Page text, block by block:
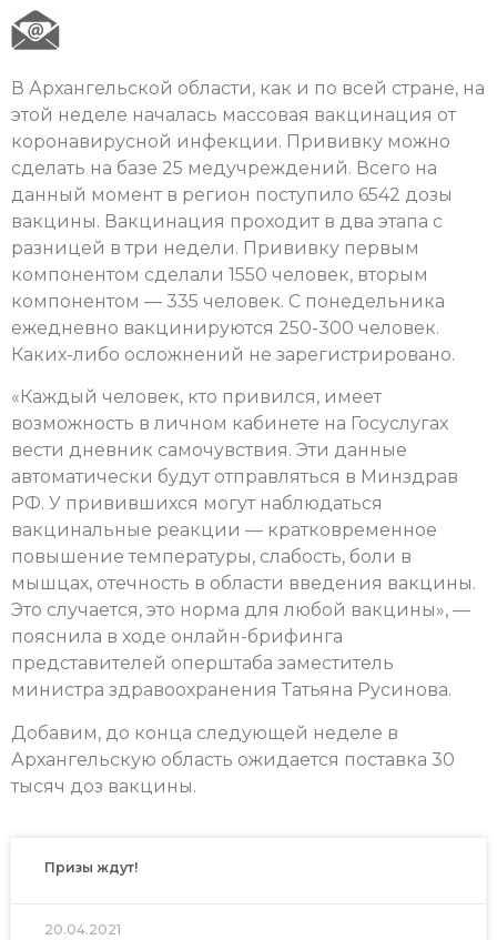
В Архангельской области, как и по всей стране, на
этой неделе началась массовая вакцинация от
коронавирусной инфекции. Прививку можно
сделать на базе 25 медучреждений. Всего на
данный момент в регион поступило 6542 дозы
вакцины. Вакцинация проходит в два этапа с
разницей в три недели. Прививку первым
компонентом сделали 1550 человек, вторым
компонентом — 335 человек. С понедельника
ежедневно вакцинируются 250-300 человек.
Каких-либо осложнений не зарегистрировано.
«Каждый человек, кто привился, имеет
возможность в личном кабинете на Госуслугах
вести дневник самочувствия. Эти данные
автоматически будут отправляться в Минздрав
РФ. У привившихся могут наблюдаться
вакцинальные реакции — кратковременное
повышение температуры, слабость, боли в
мышцах, отечность в области введения вакцины.
Это случается, это норма для любой вакцины», —
пояснила в ходе онлайн-брифинга
представителей оперштаба заместитель
министра здравоохранения Татьяна Русинова.
Добавим, до конца следующей неделе в
Архангельскую область ожидается поставка 30
тысяч доз вакцины.
Призы ждут!
20.04.2021